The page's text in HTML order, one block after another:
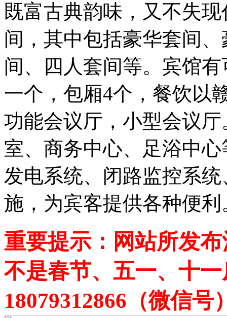
既富古典韵味，又不失
间，其中包括豪华套间
间、四人套间等。宾馆
一个，包厢4个，餐饮以
功能会议厅，小型会议
室、商务中心、足浴中
发电系统、闭路监控系
施，为宾客提供各种便利
重要提示：网站所发
不是春节、五一、十
18079312866（微信